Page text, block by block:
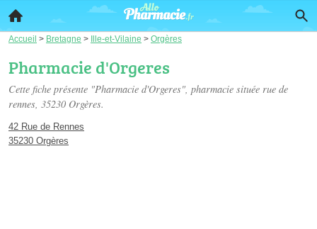
Accueil > Bretagne > Ille-et-Vilaine > Orgères
Pharmacie d'Orgeres
Cette fiche présente "Pharmacie d'Orgeres", pharmacie située rue de
rennes, 35230 Orgères.
42 Rue de Rennes
35230 Orgères